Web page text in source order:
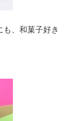
、和菓子好き